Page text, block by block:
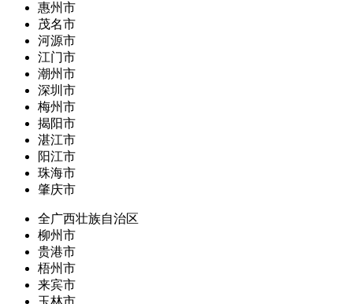
惠州市
茂名市
河源市
江门市
潮州市
深圳市
梅州市
揭阳市
湛江市
阳江市
珠海市
肇庆市
全广西壮族自治区
柳州市
贵港市
梧州市
来宾市
玉林市